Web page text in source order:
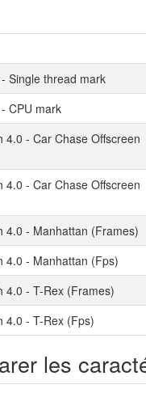
Single thread mark
CPU mark
4.0 - Car Chase Offscreen
4.0 - Car Chase Offscreen
4.0 - Manhattan (Frames)
4.0 - Manhattan (Fps)
4.0 - T-Rex (Frames)
4.0 - T-Rex (Fps)
les